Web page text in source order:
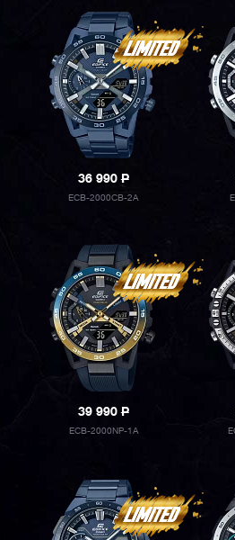
36 990P
ECB-2000CB-2A
39 990P
ECB-2000NP-1A